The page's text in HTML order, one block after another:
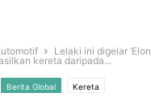
Lelaki ini digelar
kereta daripada...
Berita Global Kereta